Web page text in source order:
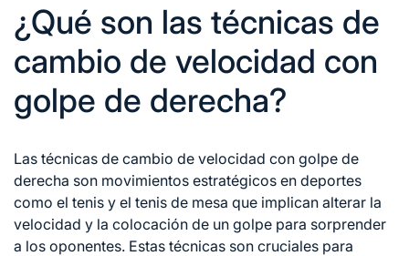
¿Qué son las técnicas de
cambio de velocidad con
golpe de derecha?
Las técnicas de cambio de velocidad con golpe de
derecha son movimientos estratégicos en deportes
como el tenis y el tenis de mesa que implican alterar la
velocidad y la colocación de un golpe para sorprender
a los oponentes. Estas técnicas son cruciales para